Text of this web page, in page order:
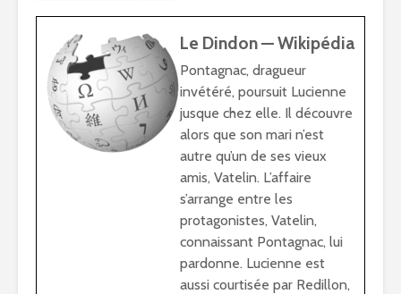
Le Dindon — Wikipédia
Pontagnac, dragueur
invétéré, poursuit Lucienne
jusque chez elle. Il découvre
alors que son mari n’est
autre qu’un de ses vieux
amis, Vatelin. L’affaire
s’arrange entre les
protagonistes, Vatelin,
connaissant Pontagnac, lui
pardonne. Lucienne est
aussi courtisée par Redillon,